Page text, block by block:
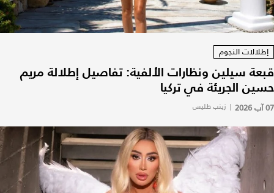
إطلالات النجوم
قبعة سيلين ونظارات الألفية: تفاصيل إطلالة مريم
حسين الجريئة في تركيا
07 آب 2026 | زينب طليس